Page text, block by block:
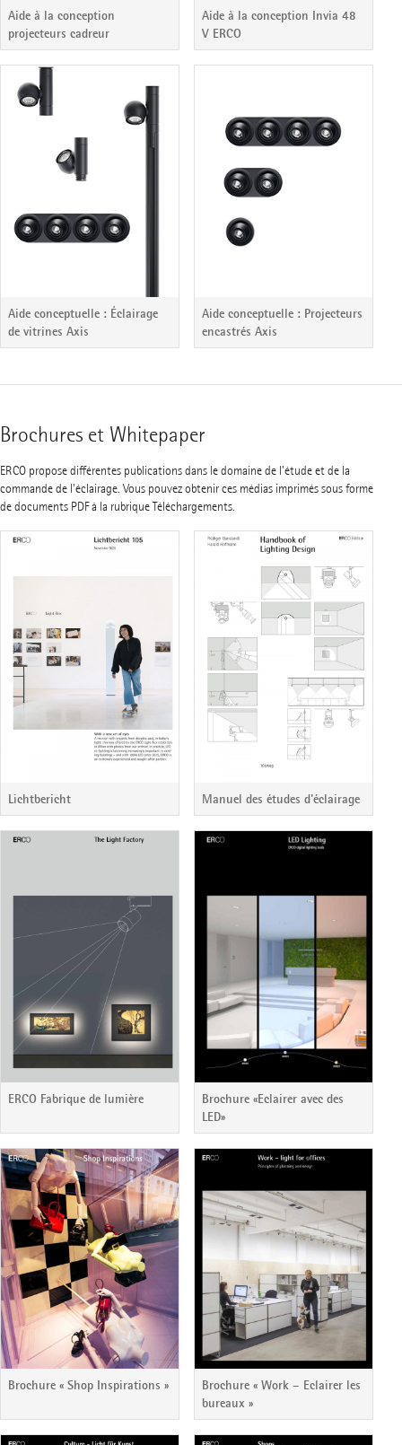
Aide à la conception
projecteurs cadreur
Aide à la conception Invia 48
V ERCO
Aide conceptuelle : Éclairage
de vitrines Axis
Aide conceptuelle : Projecteurs
encastrés Axis
Brochures et Whitepaper
ERCO propose différentes publications dans le domaine de l'étude et de la
commande de l'éclairage. Vous pouvez obtenir ces médias imprimés sous forme
de documents PDF à la rubrique Téléchargements.
Lichtbericht Manuel des études d'éclairage
ERCO Fabrique de lumière
Brochure «Eclairer avec des
LED»
Brochure « Shop Inspirations »
Brochure « Work – Eclairer les
bureaux »